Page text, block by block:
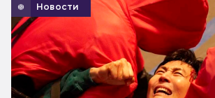
Новости